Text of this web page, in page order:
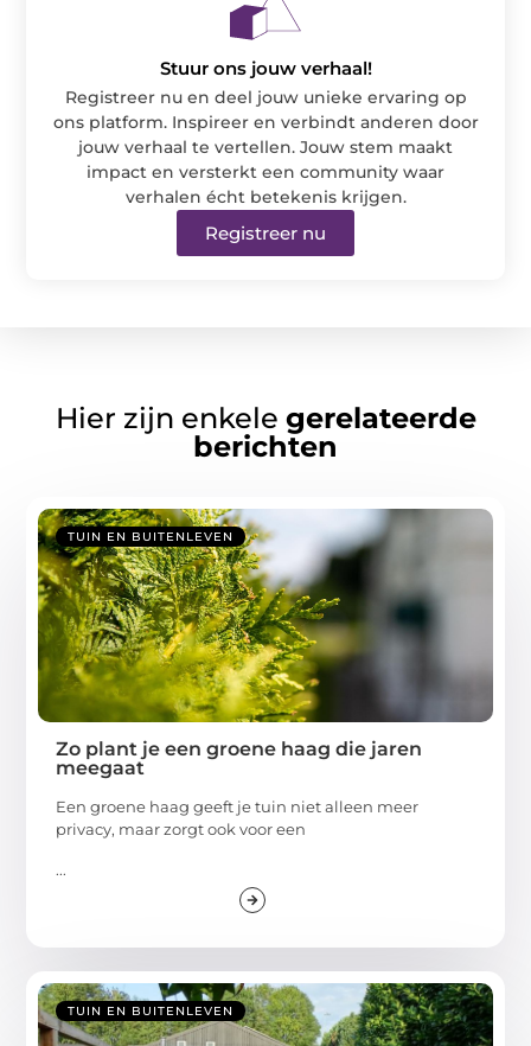
Stuur ons jouw verhaal!
Registreer nu en deel jouw unieke ervaring op
ons platform. Inspireer en verbindt anderen door
jouw verhaal te vertellen. Jouw stem maakt
impact en versterkt een community waar
verhalen écht betekenis krijgen.
Registreer nu
Hier zijn enkele gerelateerde
berichten
TUIN EN BUITENLEVEN
Zo plant je een groene haag die jaren
meegaat
Een groene haag geeft je tuin niet alleen meer
privacy, maar zorgt ook voor een
...
TUIN EN BUITENLEVEN